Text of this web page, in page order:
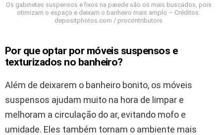
Os gabinetes suspensos e fixos na parede são os mais buscados, pois
otimizam o espaço e deixam o banheiro mais amplo – Créditos:
depositphotos.com / procontributors
Por que optar por móveis suspensos e
texturizados no banheiro?
Além de deixarem o banheiro bonito, os móveis
suspensos ajudam muito na hora de limpar e
melhoram a circulação do ar, evitando mofo e
umidade. Eles também tornam o ambiente mais